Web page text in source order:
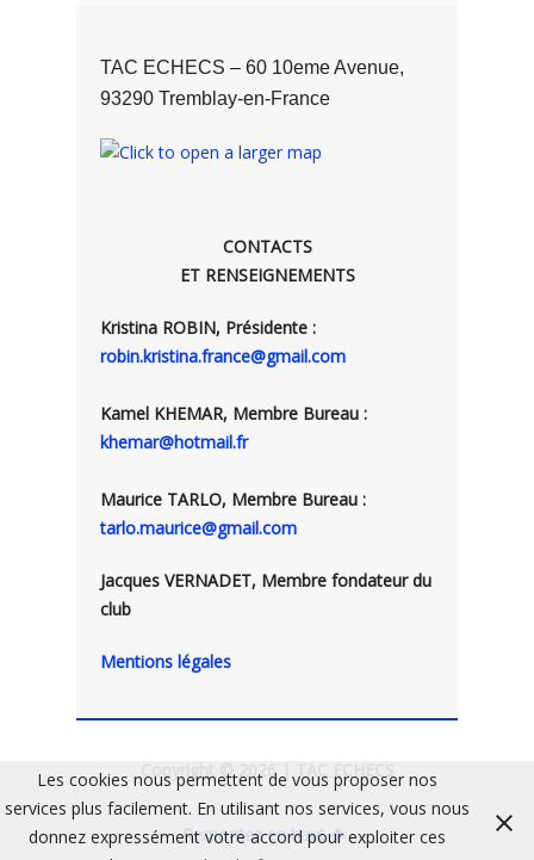
TAC ECHECS – 60 10eme Avenue,
93290 Tremblay-en-France
CONTACTS
ET RENSEIGNEMENTS
Kristina ROBIN, Présidente :
robin.kristina.france@gmail.com
Kamel KHEMAR, Membre Bureau :
khemar@hotmail.fr
Maurice TARLO, Membre Bureau :
tarlo.maurice@gmail.com
Jacques VERNADET, Membre fondateur du
club
Mentions légales
Copyright © 2026 | TAC ECHECS
Remontez en haut
Les cookies nous permettent de vous proposer nos
services plus facilement. En utilisant nos services, vous nous
donnez expressément votre accord pour exploiter ces